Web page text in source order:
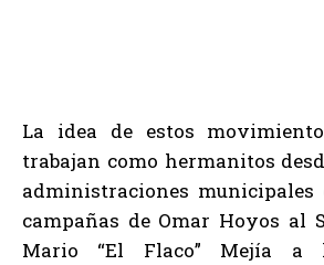
La idea de estos
trabajan como hermanitos
administraciones
campañas de Omar Hoyos al
Mario “El Flaco” Mejía a